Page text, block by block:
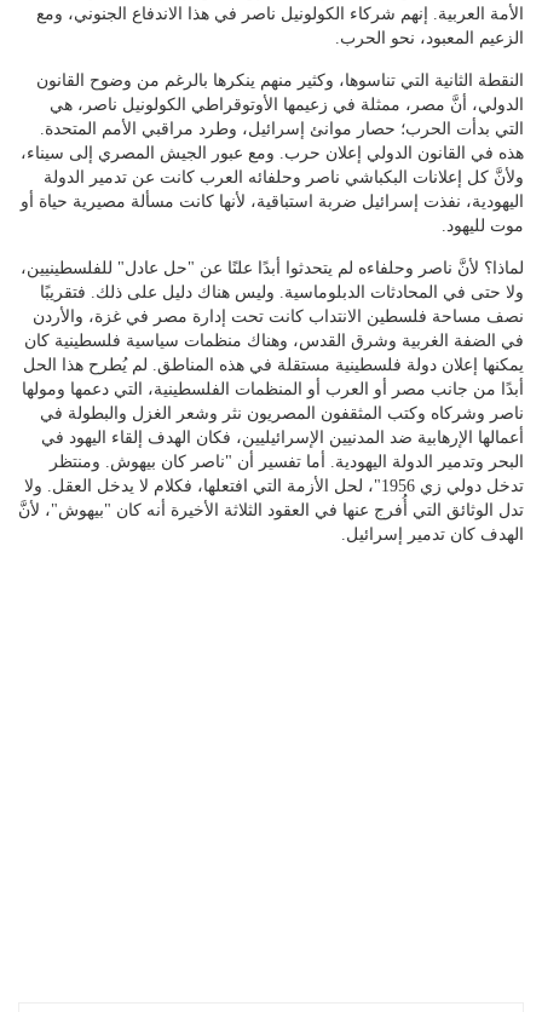
الأمة العربية. إنهم شركاء الكولونيل ناصر في هذا الاندفاع الجنوني، ومع
الزعيم المعبود، نحو الحرب.
النقطة الثانية التي تناسوها، وكثير منهم ينكرها بالرغم من وضوح القانون
الدولي، أنَّ مصر، ممثلة في زعيمها الأوتوقراطي الكولونيل ناصر، هي
التي بدأت الحرب؛ حصار موانئ إسرائيل، وطرد مراقبي الأمم المتحدة.
هذه في القانون الدولي إعلان حرب. ومع عبور الجيش المصري إلى سيناء،
ولأنَّ كل إعلانات البكباشي ناصر وحلفائه العرب كانت عن تدمير الدولة
اليهودية، نفذت إسرائيل ضربة استباقية، لأنها كانت مسألة مصيرية حياة أو
موت لليهود.
لماذا؟ لأنَّ ناصر وحلفاءه لم يتحدثوا أبدًا علنًا عن "حل عادل" للفلسطينيين،
ولا حتى في المحادثات الدبلوماسية. وليس هناك دليل على ذلك. فتقريبًا
نصف مساحة فلسطين الانتداب كانت تحت إدارة مصر في غزة، والأردن
في الضفة الغربية وشرق القدس، وهناك منظمات سياسية فلسطينية كان
يمكنها إعلان دولة فلسطينية مستقلة في هذه المناطق. لم يُطرح هذا الحل
أبدًا من جانب مصر أو العرب أو المنظمات الفلسطينية، التي دعمها ومولها
ناصر وشركاه وكتب المثقفون المصريون نثر وشعر الغزل والبطولة في
أعمالها الإرهابية ضد المدنيين الإسرائيليين، فكان الهدف إلقاء اليهود في
البحر وتدمير الدولة اليهودية. أما تفسير أن "ناصر كان بيهوش. ومنتظر
تدخل دولي زي 1956"، لحل الأزمة التي افتعلها، فكلام لا يدخل العقل. ولا
تدل الوثائق التي أُفرج عنها في العقود الثلاثة الأخيرة أنه كان "بيهوش"، لأنَّ
الهدف كان تدمير إسرائيل.